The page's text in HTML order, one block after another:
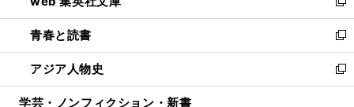
ウ
で
開
く
ィ
ン
ド
ウ
で
開
い
ウ
ィ
ン
ド
ウ
新
し
い
ウ
ィ
ン
青春と読書
新
し
い
ウ
アジア人物史
新
し
学芸・ノンフィクション・新書